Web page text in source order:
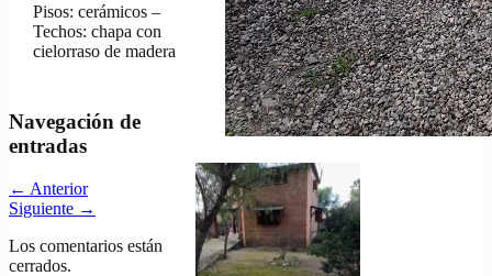
Pisos: cerámicos –
Techos: chapa con
cielorraso de madera
Navegación de
entradas
← Anterior
Siguiente →
Los comentarios están
cerrados.